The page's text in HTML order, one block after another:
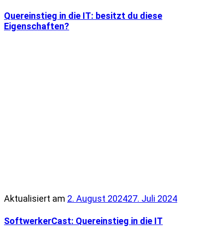
Quereinstieg in die IT: besitzt du diese
Eigenschaften?
Aktualisiert am 2. August 202427. Juli 2024
SoftwerkerCast: Quereinstieg in die IT